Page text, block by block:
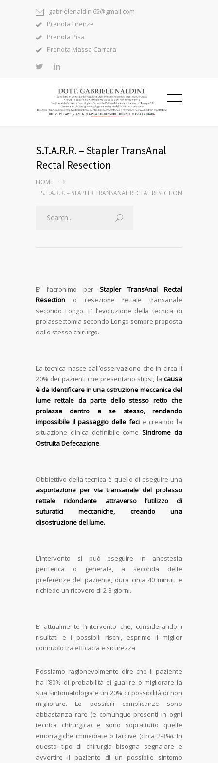
gabrielenaldini65@gmail.com
Prenota Firenze
Prenota Pisa
Prenota Massa Carrara
S.T.A.R.R. – Stapler TransAnal
Rectal Resection
HOME
S.T.A.R.R. – STAPLER TRANSANAL RECTAL RESECTION
E’ l’acronimo per Stapler TransAnal Rectal
Resection o resezione rettale transanale
secondo Longo. E’ l’evoluzione della tecnica di
prolassectomia secondo Longo sempre proposta
dallo stesso chirurgo.
La tecnica nasce dall’osservazione che in circa il
20% dei pazienti che presentano stipsi, la causa
è da identificare in una ostruzione meccanica del
lume rettale da parte dello stesso retto che
prolassa dentro a se stesso, rendendo
impossibile il passaggio delle fecie creando la
situazione clinica definibile comeSindrome da
Ostruita Defecazione.
Obbiettivo della tecnica è quello di eseguire una
asportazione per via transanale del prolasso
rettale ridondante attraverso l’utilizzo di
suturatici meccaniche, creando una
disostruzione del lume.
L’intervento si può eseguire in anestesia
periferica o generale, a seconda delle
preferenze del paziente, dura circa 40 minuti e
richiede un ricovero di 2-3 giorni.
E’ attualmente l’intervento che, considerando i
risultati e i possibili rischi, esprime il miglior
connubio tra efficacia e sicurezza.
Possiamo ragionevolmente dire che il paziente
ha l’80% di probabilità di guarire o migliorare la
sua sintomatologia e un 20% di possibilità di non
migliorare. Le possibili complicanze sono
abbastanza rare (e comunque presenti in ogni
tecnica chirurgica) e sono soprattutto quelle
emorragiche immediate o tardive (circa 2-3%). In
questo tipo di chirurgia bisogna segnalare e
avvertire il paziente di un possibile sintomo